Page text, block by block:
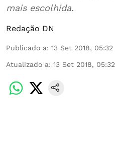
mais escolhida.
Redação DN
Publicado a: 13 Set 2018, 05:32
Atualizado a: 13 Set 2018, 05:32